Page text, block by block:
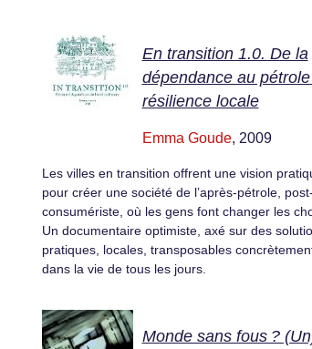
En transition 1.0. De la
dépendance au
résilience locale
Emma Goude, 2009
Les villes en transition offrent une vision
pour créer une société de l’après-pétrole, post-
consumériste, où les gens font changer les
Un documentaire optimiste, axé sur des
pratiques, locales, transposables
dans la vie de tous les jours.
Monde sans fous ?